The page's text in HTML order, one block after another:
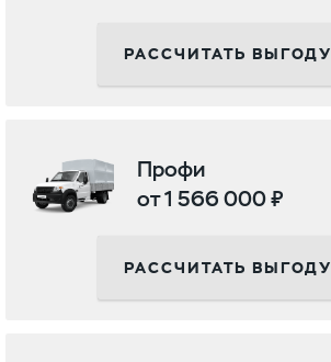
РАССЧИТАТЬ ВЫГОДУ
Профи
от 1 566 000 ₽
РАССЧИТАТЬ ВЫГОДУ